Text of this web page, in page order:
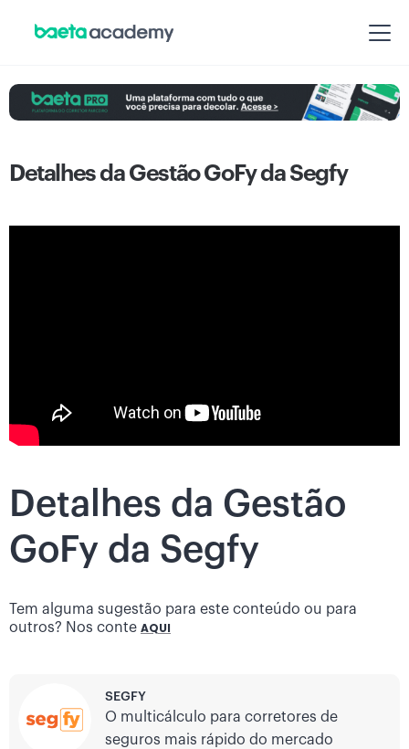
Detalhes da Gestão GoFy da Segfy
Detalhes da Gestão
GoFy da Segfy
Tem alguma sugestão para este conteúdo ou para
outros? Nos conte AQUI
SEGFY
O multicálculo para corretores de
seguros mais rápido do mercado